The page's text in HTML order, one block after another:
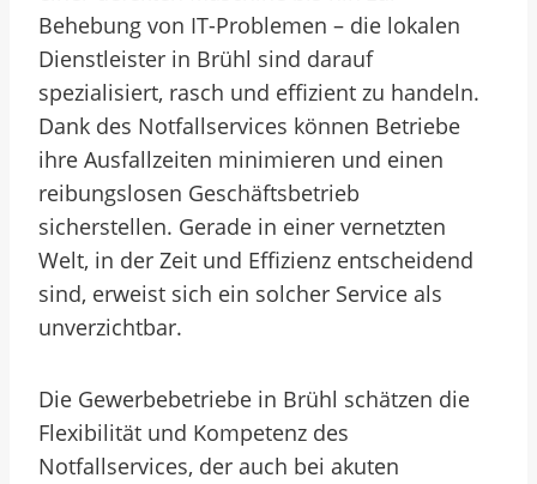
Behebung von IT-Problemen – die lokalen
Dienstleister in Brühl sind darauf
spezialisiert, rasch und effizient zu handeln.
Dank des Notfallservices können Betriebe
ihre Ausfallzeiten minimieren und einen
reibungslosen Geschäftsbetrieb
sicherstellen. Gerade in einer vernetzten
Welt, in der Zeit und Effizienz entscheidend
sind, erweist sich ein solcher Service als
unverzichtbar.
Die Gewerbebetriebe in Brühl schätzen die
Flexibilität und Kompetenz des
Notfallservices, der auch bei akuten